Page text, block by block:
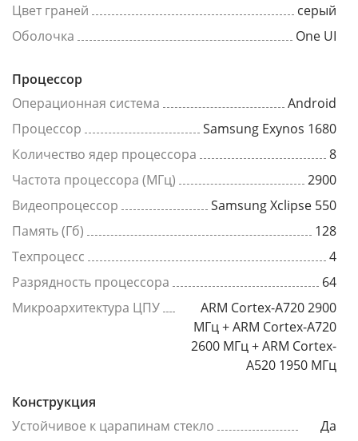
Цвет граней
серый
Оболочка
One UI
Процессор
Операционная система
Android
Процессор
Samsung Exynos 1680
Количество ядер процессора
8
Частота процессора (МГц)
2900
Видеопроцессор
Samsung Xclipse 550
Память (Гб)
128
Техпроцесс
4
Разрядность процессора
64
Микроархитектура ЦПУ
ARM Cortex-A720 2900
МГц + ARM Cortex-A720
2600 МГц + ARM Cortex-
A520 1950 МГц
Конструкция
Устойчивое к царапинам стекло
Да